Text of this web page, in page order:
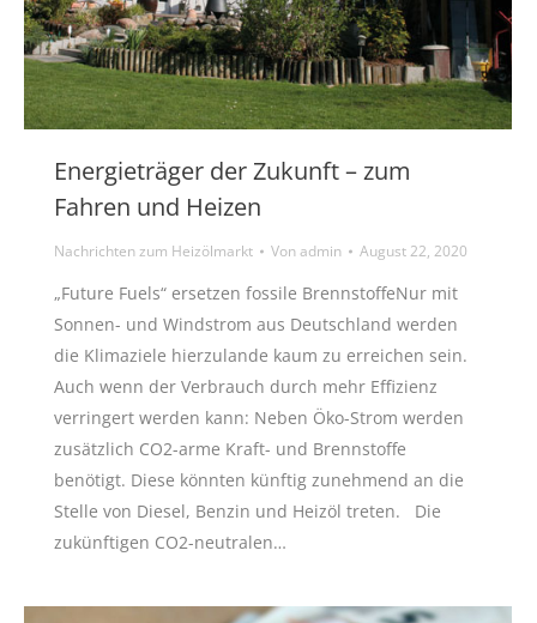
Energieträger der Zukunft – zum
Fahren und Heizen
Nachrichten zum Heizölmarkt Vonadmin August 22, 2020
„Future Fuels“ ersetzen fossile BrennstoffeNur mit
Sonnen- und Windstrom aus Deutschland werden
die Klimaziele hierzulande kaum zu erreichen sein.
Auch wenn der Verbrauch durch mehr Effizienz
verringert werden kann: Neben Öko-Strom werden
zusätzlich CO2-arme Kraft- und Brennstoffe
benötigt. Diese könnten künftig zunehmend an die
Stelle von Diesel, Benzin und Heizöl treten. Die
zukünftigen CO2-neutralen…